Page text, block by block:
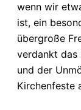
wenn wir
ist, ein
übergroße
verdankt das
und der
Kirchenfeste